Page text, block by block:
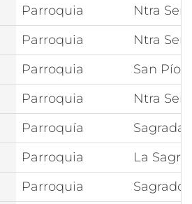
Parroquia
Ntra
Parroquia
Ntra
Parroquia
San Pío
Parroquia
Ntra
Parroquía
Sagrada
Parroquia
La
Parroquia Sagrado